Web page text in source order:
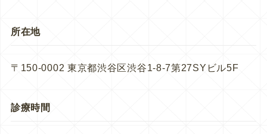
所在地
〒150-0002 東京都渋谷区渋谷1-8-7第27SYビル5F
診療時間